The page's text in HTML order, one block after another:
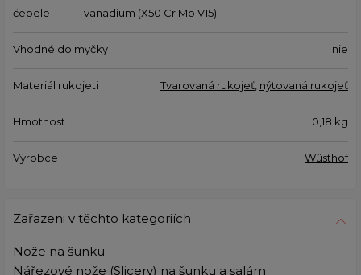
čepele
vanadium (X50 Cr Mo V15)
Vhodné do myčky nie
Materiál rukojeti Tvarovaná rukojeť nýtovaná rukojeť
Hmotnost 0,18 kg
Výrobce Wüsthof
Zařazeni v těchto kategoriích
Nože na šunku
Nářezové nože (Slicery) na šunku a salám